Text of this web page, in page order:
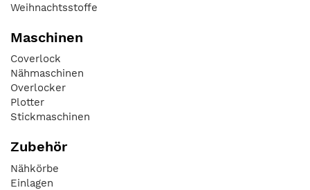
Weihnachtsstoffe
Maschinen
Coverlock
Nähmaschinen
Overlocker
Plotter
Stickmaschinen
Zubehör
Nähkörbe
Einlagen